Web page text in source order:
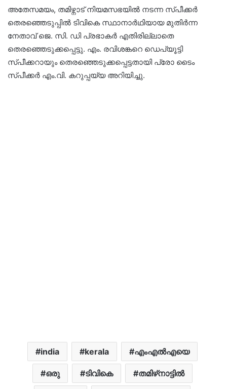
അതേസമയം, തമിഴ്നാട് നിയമസഭയിൽ നടന്ന സ്പീക്കർ
തെരഞ്ഞെടുപ്പിൽ ടിവികെ സ്ഥാനാർഥിയായ മുതിർന്ന
നേതാവ് ജെ. സി. ഡി പ്രഭാകർ എതിരില്ലാതെ
തെരഞ്ഞെടുക്കപ്പെട്ടു. എം. രവിശങ്കറെ ഡെപ്യൂട്ടി
സ്പീക്കറായും തെരഞ്ഞെടുക്കപ്പെട്ടതായി പ്രോ ടൈം
സ്പീക്കർ എം.വി. കറുപ്പയ്യ അറിയിച്ചു.
india kerala എംഎല്‍എയെ
ഒരു ടിവികെ തമിഴ്‌നാട്ടിൽ